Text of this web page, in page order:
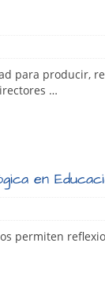
para producir,
…
en
permiten